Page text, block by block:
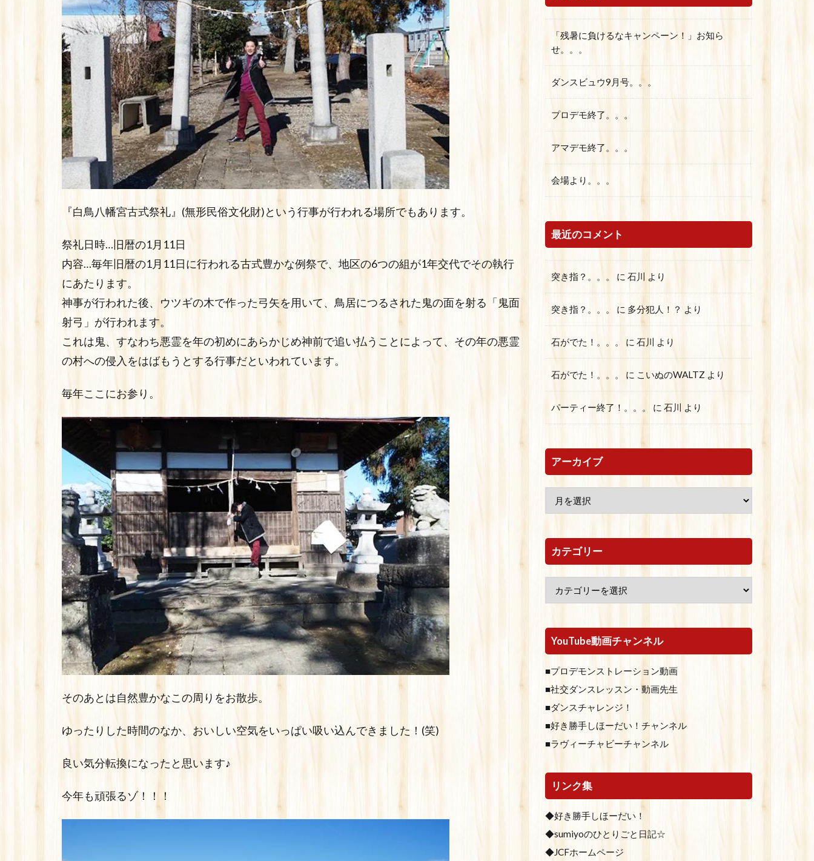
『白鳥八幡宮古式祭礼』(無形民俗文化財)という行事が行われる場所でもあります。
祭礼日時…旧暦の1月11日
内容…毎年旧暦の1月11日に行われる古式豊かな例祭で、地区の6つの組が1年交代でその執行
にあたります。
神事が行われた後、ウツギの木で作った弓矢を用いて、鳥居につるされた鬼の面を射る「鬼面
射弓」が行われます。
これは鬼、すなわち悪霊を年の初めにあらかじめ神前で追い払うことによって、その年の悪霊
の村への侵入をはばもうとする行事だといわれています。
毎年ここにお参り。
そのあとは自然豊かなこの周りをお散歩。
ゆったりした時間のなか、おいしい空気をいっぱい吸い込んできました！(笑)
良い気分転換になったと思います♪
今年も頑張るゾ！！！
「残暑に負けるなキャンペーン！」お知ら
せ。。。
ダンスビュウ9月号。。。
プロデモ終了。。。
アマデモ終了。。。
会場より。。。
最近のコメント
突き指？。。。 に 石川 より
突き指？。。。 に 多分犯人！？ より
石がでた！。。。 に 石川 より
石がでた！。。。 に こいぬのWALTZ より
パーティー終了！。。。 に 石川 より
アーカイブ
カテゴリー
YouTube動画チャンネル
■プロデモンストレーション動画
■社交ダンスレッスン・動画先生
■ダンスチャレンジ！
■好き勝手しほーだい！チャンネル
■ラヴィーチャビーチャンネル
リンク集
◆好き勝手しほーだい！
◆sumiyoのひとりごと日記☆
◆JCFホームページ